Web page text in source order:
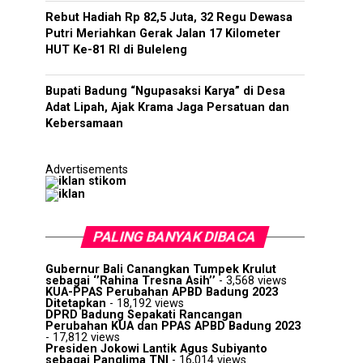
Rebut Hadiah Rp 82,5 Juta, 32 Regu Dewasa
Putri Meriahkan Gerak Jalan 17 Kilometer
HUT Ke-81 RI di Buleleng
Bupati Badung “Ngupasaksi Karya” di Desa
Adat Lipah, Ajak Krama Jaga Persatuan dan
Kebersamaan
Advertisements
PALING BANYAK DIBACA
Gubernur Bali Canangkan Tumpek Krulut
sebagai ‘’Rahina Tresna Asih’’ - 3,568 views
KUA-PPAS Perubahan APBD Badung 2023
Ditetapkan - 18,192 views
DPRD Badung Sepakati Rancangan
Perubahan KUA dan PPAS APBD Badung 2023
- 17,812 views
Presiden Jokowi Lantik Agus Subiyanto
sebagai Panglima TNI
- 16,014 views